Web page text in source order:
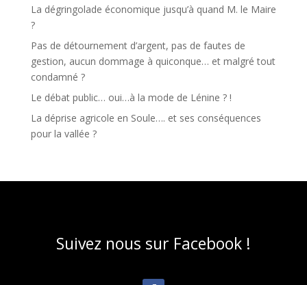
La dégringolade économique jusqu’à quand M. le Maire
?
Pas de détournement d’argent, pas de fautes de
gestion, aucun dommage à quiconque… et malgré tout
condamné ?
Le débat public… oui…à la mode de Lénine ? !
La déprise agricole en Soule…. et ses conséquences
pour la vallée ?
Suivez nous sur Facebook !